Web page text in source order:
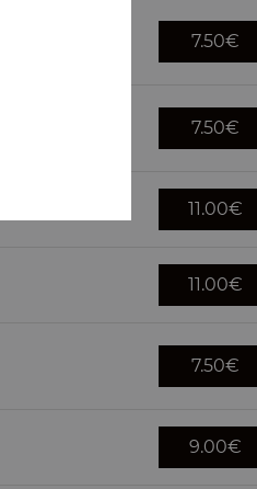
7.50€
7.50€
11.00€
11.00€
7.50€
9.00€